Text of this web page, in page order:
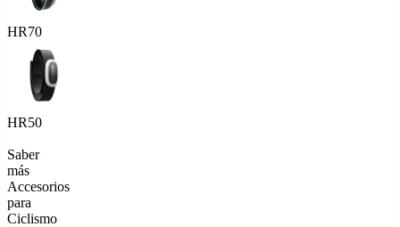
HR70
HR50
Saber
más
Accesorios
para
Ciclismo